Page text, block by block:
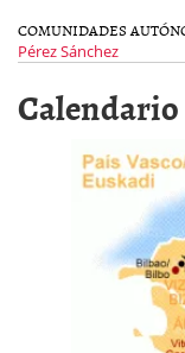
COMUNIDADES
Pérez Sánchez
Calendario